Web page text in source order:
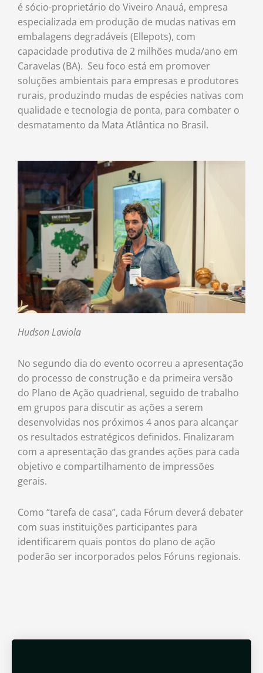
é sócio-proprietário do Viveiro Anauá, empresa
especializada em produção de mudas nativas em
embalagens degradáveis (Ellepots), com
capacidade produtiva de 2 milhões muda/ano em
Caravelas (BA). Seu foco está em promover
soluções ambientais para empresas e produtores
rurais, produzindo mudas de espécies nativas com
qualidade e tecnologia de ponta, para combater o
desmatamento da Mata Atlântica no Brasil.
HudsonLaviola
No segundo dia do evento ocorreu a apresentação
do processo de construção e da primeira versão
do Plano de Ação quadrienal, seguido de trabalho
em grupos para discutir as ações a serem
desenvolvidas nos próximos 4 anos para alcançar
os resultados estratégicos definidos. Finalizaram
com a apresentação das grandes ações para cada
objetivo e compartilhamento de impressões
gerais.
Como “tarefa de casa”, cada Fórum deverá debater
com suas instituições participantes para
identificarem quais pontos do plano de ação
poderão ser incorporados pelos Fóruns regionais.